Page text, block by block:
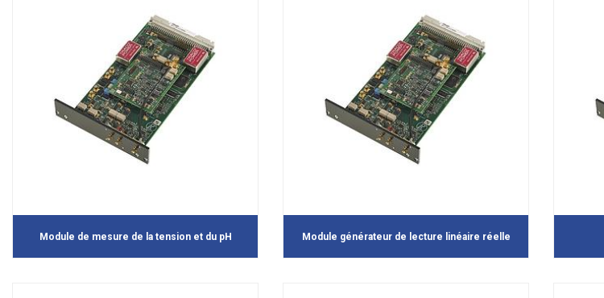
Module de mesure de la tension et du pH Module générateur de lecture linéaire réelle